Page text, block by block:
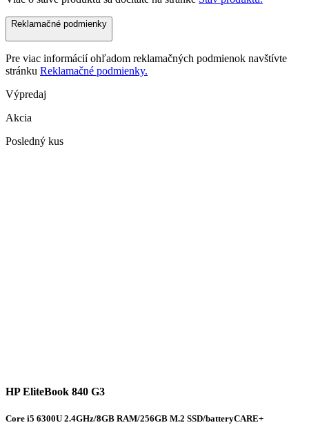
Reklamačné podmienky
Pre viac informácií ohľadom reklamačných podmienok navštívte
stránku Reklamačné podmienky.
Výpredaj
Akcia
Posledný kus
HP EliteBook 840 G3
Core i5 6300U 2.4GHz/8GB RAM/256GB M.2 SSD/batteryCARE+